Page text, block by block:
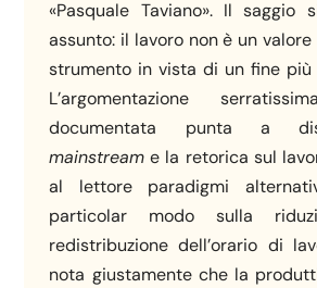
«Pasquale Taviano». Il saggio
assunto: il lavoro non è un
strumento in vista di un fine più
L’argomentazione
documentata punta a
mainstream e la retorica sul
al lettore paradigmi
particolar modo sulla
redistribuzione dell’orario di
nota giustamente che la